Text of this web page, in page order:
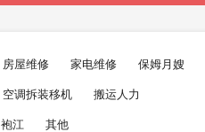
房屋维修 家电维修 保姆月嫂
空调拆装移机 搬运人力
袍江 其他